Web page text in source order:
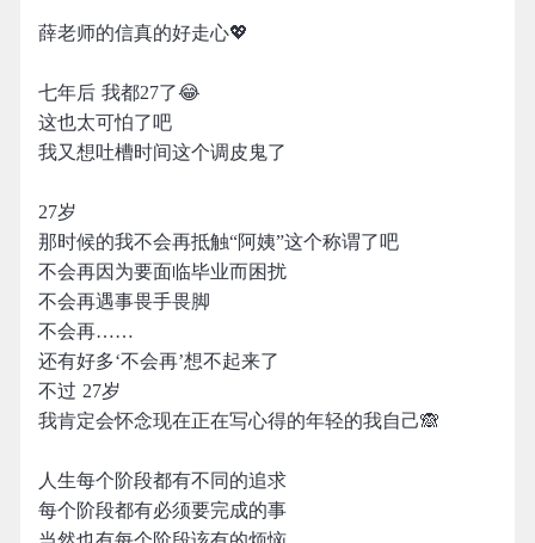
薛老师的信真的好走心💖
七年后 我都27了😂
这也太可怕了吧
我又想吐槽时间这个调皮鬼了
27岁
那时候的我不会再抵触“阿姨”这个称谓了吧
不会再因为要面临毕业而困扰
不会再遇事畏手畏脚
不会再……
还有好多‘不会再’想不起来了
不过 27岁
我肯定会怀念现在正在写心得的年轻的我自己🙈
人生每个阶段都有不同的追求
每个阶段都有必须要完成的事